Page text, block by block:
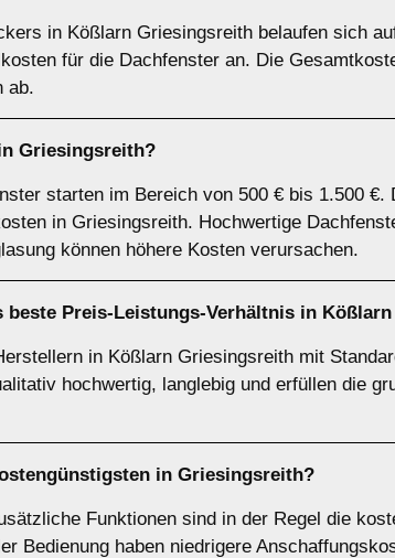
in Kößlarn Griesingsreith belaufen sich
für die Dachfenster an. Die
ab.
Griesingsreith?
starten im Bereich von 500 € bis 1.500
in Griesingsreith. Hochwertige
können höhere Kosten verursachen.
beste Preis-Leistungs-Verhältnis in
in Kößlarn Griesingsreith mit
hochwertig, langlebig und erfüllen die
in Griesingsreith?
Funktionen sind in der Regel die
Bedienung haben niedrigere